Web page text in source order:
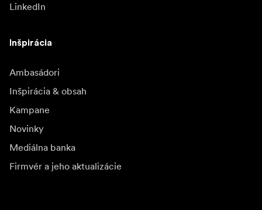
LinkedIn
Inšpirácia
Ambasádori
Inšpirácia & obsah
Kampane
Novinky
Mediálna banka
Firmvér a jeho aktualizácie